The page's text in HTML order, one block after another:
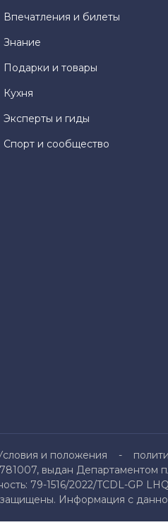
Впечатления и билеты
Знание
Подарки и товары
Кухня
Эксперты и гиды
Спорт и сообщество
и положения
выдан Департаментом
79-1516/2022/TCDL-GP
Информация с